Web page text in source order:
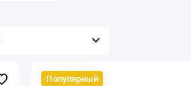
Популярный